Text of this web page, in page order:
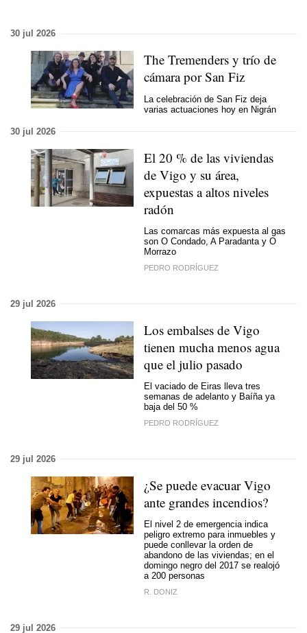
30 jul 2026
The Tremenders y trío de
cámara por San Fiz
La celebración de San Fiz deja
varias actuaciones hoy en Nigrán
30 jul 2026
El 20 % de las viviendas
de Vigo y su área,
expuestas a altos niveles
radón
Las comarcas más expuesta al gas
son O Condado, A Paradanta y O
Morrazo
PEDRO RODRÍGUEZ
29 jul 2026
Los embalses de Vigo
tienen mucha menos agua
que el julio pasado
El vaciado de Eiras lleva tres
semanas de adelanto y Baíña ya
baja del 50 %
PEDRO RODRÍGUEZ
29 jul 2026
¿Se puede evacuar Vigo
ante grandes incendios?
El nivel 2 de emergencia indica
peligro extremo para inmuebles y
puede conllevar la orden de
abandono de las viviendas; en el
domingo negro del 2017 se realojó
a 200 personas
R. DONIZ
29 jul 2026